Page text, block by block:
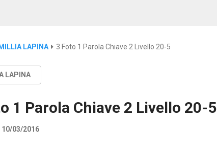
LAPINA 3 Foto 1 Parola Chiave 2 Livello 20-5
LAPINA
1 Parola Chiave 2 Livello 20-5
10/03/2016